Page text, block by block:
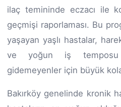
ilaç temininde eczacı ile
geçmişi raporlaması. Bu
yaşayan yaşlı hastalar,
ve yoğun iş temposu
gidemeyenler için büyük
Bakırköy genelinde kronik